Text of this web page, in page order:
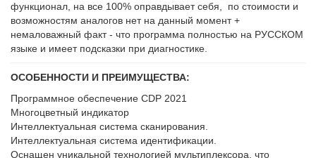
функционал, на все 100% оправдывает себя, по стоимости и
возможностям аналогов нет на данный момент +
немаловажный факт - что программа полностью на РУССКОМ
языке и имеет подсказки при диагностике.
ОСОБЕННОСТИ И ПРЕИМУЩЕСТВА:
Программное обеспечение CDP 2021
Многоцветный индикатор
Интеллектуальная система сканирования.
Интеллектуальная система идентификации.
Оснащен уникальной технологией мультиплексора, что